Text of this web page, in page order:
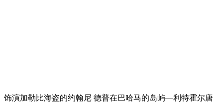
饰演加勒比海盗的约翰尼 德普在巴哈马的岛屿—利特霍尔唐